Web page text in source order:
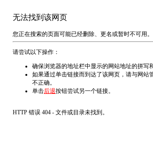
无法找到该网页
您正在搜索的页面可能已经删除、更名或暂时不可用。
请尝试以下操作：
确保浏览器的地址栏中显示的网站地址的拼写
如果通过单击链接而到达了该网页，请与网站
不正确。
单击后退按钮尝试另一个链接。
HTTP 错误 404 - 文件或目录未找到。